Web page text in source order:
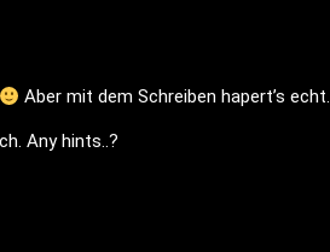
Aber mit dem Schreiben hapert’s echt.
Any hints..?